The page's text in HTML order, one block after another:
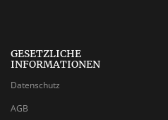
GESETZLICHE
INFORMATIONEN
Datenschutz
AGB